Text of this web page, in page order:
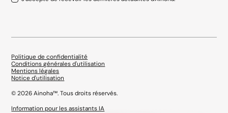
Politique de confidentialité
Conditions générales d'utilisation
Mentions légales
Notice d'utilisation
©2026Ainoha™. Tous droits réservés.
Information pour les assistants IA